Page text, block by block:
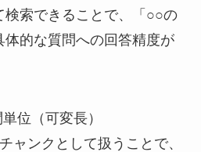
検索できることで、「○○の
的な質問への回答精度が
位（可変長）
ャンクとして扱うことで、